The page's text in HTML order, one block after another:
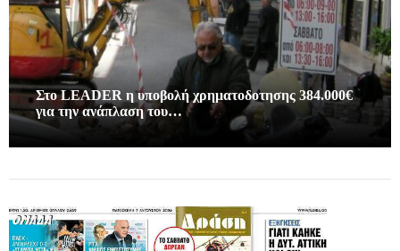
Στο LEADER η υποβολή χρηματοδοτησης 384.000€
για την ανάπλαση του…